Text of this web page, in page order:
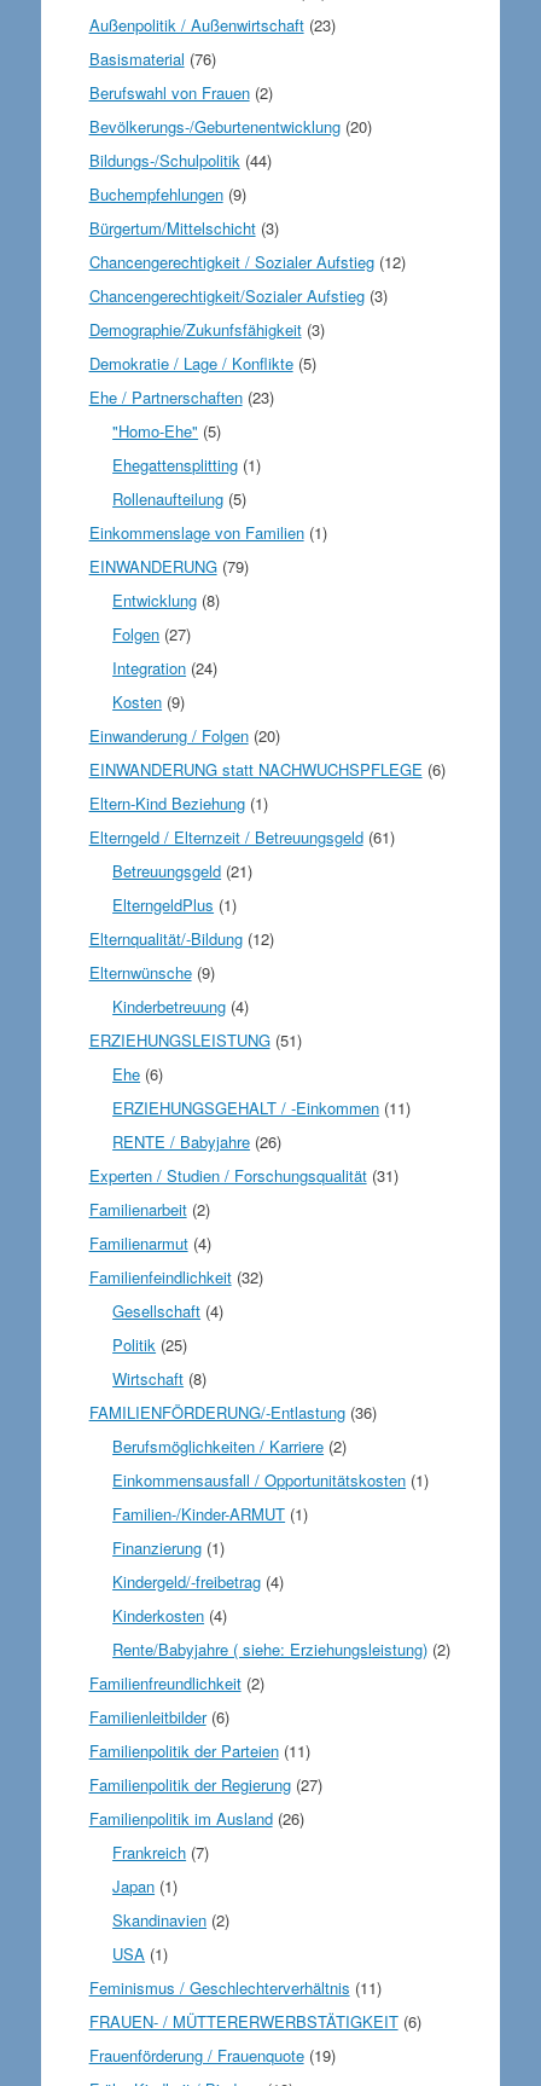
Außenpolitik / Außenwirtschaft(23)
Basismaterial (76)
Berufswahl von Frauen(2)
Bevölkerungs-/Geburtenentwicklung(20)
Bildungs-/Schulpolitik(44)
Buchempfehlungen(9)
Bürgertum/Mittelschicht(3)
Chancengerechtigkeit / Sozialer Aufstieg(12)
Chancengerechtigkeit/Sozialer Aufstieg(3)
Demographie/Zukunfsfähigkeit(3)
Demokratie / Lage / Konflikte(5)
Ehe / Partnerschaften(23)
"Homo-Ehe" (5)
Ehegattensplitting (1)
Rollenaufteilung (5)
Einkommenslage von Familien(1)
EINWANDERUNG(79)
Entwicklung (8)
Folgen (27)
Integration (24)
Kosten (9)
Einwanderung / Folgen(20)
EINWANDERUNG statt NACHWUCHSPFLEGE (6)
Eltern-Kind Beziehung(1)
Elterngeld / Elternzeit / Betreuungsgeld(61)
Betreuungsgeld (21)
ElterngeldPlus (1)
Elternqualität/-Bildung(12)
Elternwünsche(9)
Kinderbetreuung (4)
ERZIEHUNGSLEISTUNG(51)
Ehe (6)
ERZIEHUNGSGEHALT / -Einkommen (11)
RENTE / Babyjahre (26)
Experten / Studien / Forschungsqualität(31)
Familienarbeit(2)
Familienarmut(4)
Familienfeindlichkeit(32)
Gesellschaft (4)
Politik (25)
Wirtschaft (8)
FAMILIENFÖRDERUNG/-Entlastung(36)
Berufsmöglichkeiten / Karriere (2)
Einkommensausfall / Opportunitätskosten (1)
Familien-/Kinder-ARMUT (1)
Finanzierung (1)
Kindergeld/-freibetrag (4)
Kinderkosten (4)
Rente/Babyjahre ( siehe: Erziehungsleistung) (2)
Familienfreundlichkeit(2)
Familienleitbilder(6)
Familienpolitik der Parteien(11)
Familienpolitik der Regierung(27)
Familienpolitik im Ausland(26)
Frankreich (7)
Japan (1)
Skandinavien (2)
USA (1)
Feminismus / Geschlechterverhältnis (11)
FRAUEN- / MÜTTERERWERBSTÄTIGKEIT(6)
Frauenförderung / Frauenquote(19)